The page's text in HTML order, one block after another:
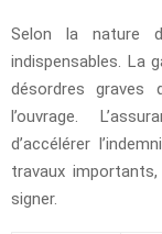
Selon la nature
indispensables. La
désordres graves
l’ouvrage.
d’accélérer
travaux
signer.